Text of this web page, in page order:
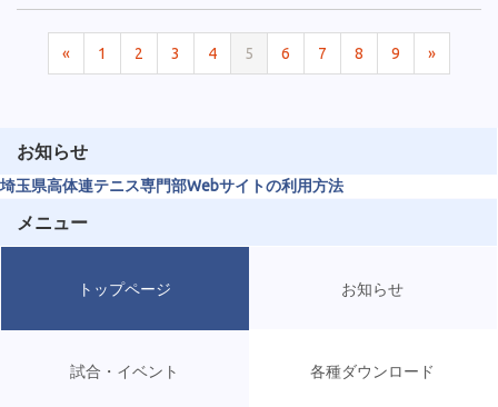
« 1 2 3 4 5 6 7 8 9 »
お知らせ
埼玉県高体連テニス専門部Webサイトの利用方法
メニュー
トップページ お知らせ
試合・イベント 各種ダウンロード